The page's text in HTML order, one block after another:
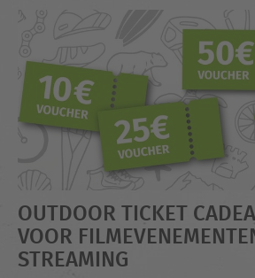
OUTDOOR TICKET
VOOR
STREAMING